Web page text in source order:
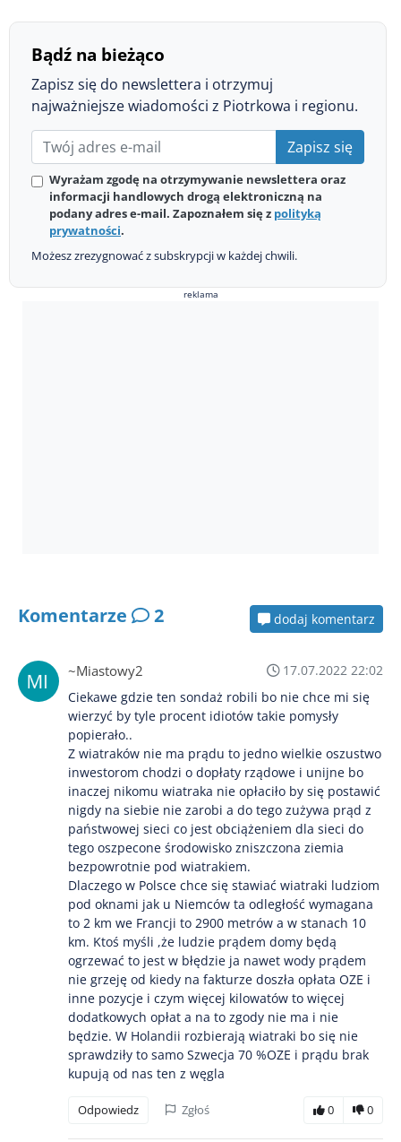
Bądź na bieżąco
Zapisz się do newslettera i otrzymuj
najważniejsze wiadomości z Piotrkowa i regionu.
Zapisz się
Wyrażam zgodę na otrzymywanie newslettera oraz
informacji handlowych drogą elektroniczną na
podany adres e-mail. Zapoznałem się z polityką
prywatności.
Możesz zrezygnować z subskrypcji w każdej chwili.
reklama
Komentarze 2 dodaj komentarz
~Miastowy2
17.07.2022 22:02
Ciekawe gdzie ten sondaż robili bo nie chce mi się
wierzyć by tyle procent idiotów takie pomysły
popierało..
Z wiatraków nie ma prądu to jedno wielkie oszustwo
inwestorom chodzi o dopłaty rządowe i unijne bo
inaczej nikomu wiatraka nie opłaciło by się postawić
nigdy na siebie nie zarobi a do tego zużywa prąd z
państwowej sieci co jest obciążeniem dla sieci do
tego oszpecone środowisko zniszczona ziemia
bezpowrotnie pod wiatrakiem.
Dlaczego w Polsce chce się stawiać wiatraki ludziom
pod oknami jak u Niemców ta odległość wymagana
to 2 km we Francji to 2900 metrów a w stanach 10
km. Ktoś myśli ,że ludzie prądem domy będą
ogrzewać to jest w błędzie ja nawet wody prądem
nie grzeję od kiedy na fakturze doszła opłata OZE i
inne pozycje i czym więcej kilowatów to więcej
dodatkowych opłat a na to zgody nie ma i nie
będzie. W Holandii rozbierają wiatraki bo się nie
sprawdziły to samo Szwecja 70 %OZE i prądu brak
kupują od nas ten z węgla
Odpowiedz Zgłoś 0 0